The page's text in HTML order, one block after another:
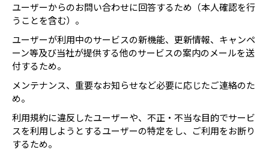
ユーザーからのお問い合わせに回答するため（本人確認を行
うことを含む）。
ユーザーが利用中のサービスの新機能、更新情報、キャンペ
ーン等及び当社が提供する他のサービスの案内のメールを送
付するため。
メンテナンス、重要なお知らせなど必要に応じたご連絡のた
め。
利用規約に違反したユーザーや、不正・不当な目的でサービ
スを利用しようとするユーザーの特定をし、ご利用をお断り
するため。